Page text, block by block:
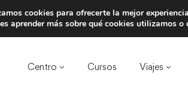
Trae a un amigo y llevaos
Centro Cursos Viajes
cookies para ofrecerte la mejor
aprender más sobre qué cookies utilizamos